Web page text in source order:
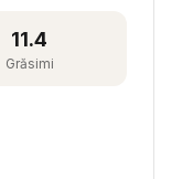
11.4
Grăsimi